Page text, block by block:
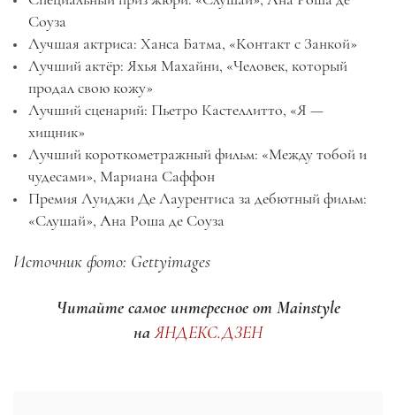
Соуза
Лучшая актриса: Ханса Батма, «Контакт с Занкой»
Лучший актёр: Яхья Махайни, «Человек, который
продал свою кожу»
Лучший сценарий: Пьетро Кастеллитто, «Я —
хищник»
Лучший короткометражный фильм: «Между тобой и
чудесами», Мариана Саффон
Премия Луиджи Де Лаурентиса за дебютный фильм:
«Слушай», Ана Роша де Соуза
Источник фото: Gettyimages
Читайте самое интересное от Mainstyle
наЯНДЕКС.ДЗЕН